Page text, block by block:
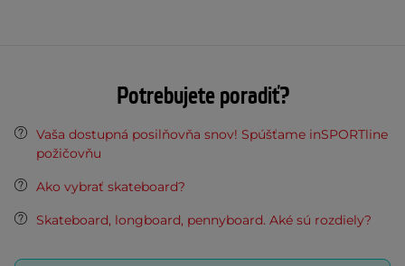
Potrebujete poradiť?
Vaša dostupná posilňovňa snov! Spúšťame inSPORTline
požičovňu
Ako vybrať skateboard?
Skateboard, longboard, pennyboard. Aké sú rozdiely?